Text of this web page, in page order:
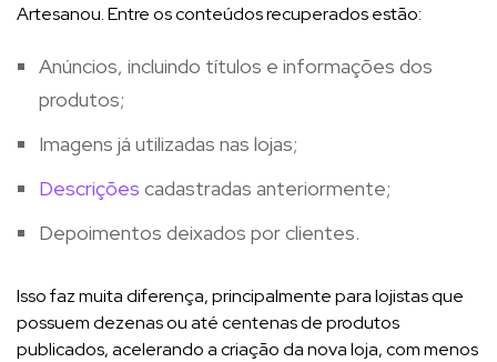
Artesanou. Entre os conteúdos recuperados estão:
Anúncios, incluindo títulos e informações dos
produtos;
Imagens já utilizadas nas lojas;
Descrições cadastradas anteriormente;
Depoimentos deixados por clientes.
Isso faz muita diferença, principalmente para lojistas que
possuem dezenas ou até centenas de produtos
publicados, acelerando a criação da nova loja, com menos